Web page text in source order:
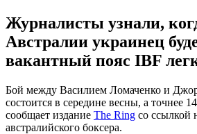
Журналисты узнали,
Австралии украинец
вакантный пояс IBF
Бой между Василием Ломаченко и
состоится в середине весны, а точнее
сообщает издание The Ring со ссылкой
австралийского боксера.